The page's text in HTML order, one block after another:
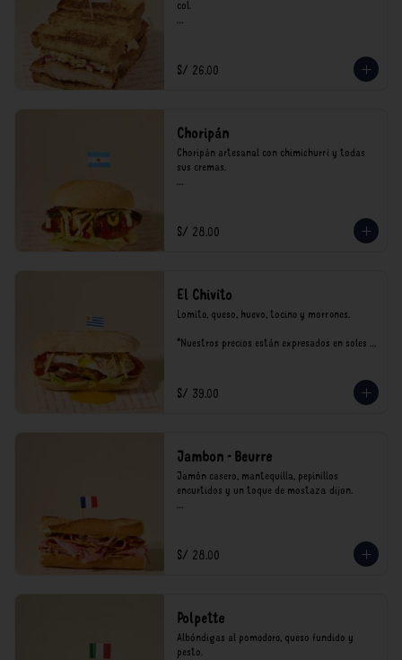
col.
consumo.
S/ 26.00
Choripán
Choripán artesanal con chimichurri y todas
sus cremas.
consumo.
S/ 28.00
El Chivito
Lomito, queso, huevo, tocino y morrones.
*Nuestros precios están expresados en soles e
S/ 39.00
Jambon - Beurre
Jamón casero, mantequilla, pepinillos
encurtidos y un toque de mostaza dijon.
consumo.
S/ 28.00
Polpette
Albóndigas al pomodoro, queso fundido y
pesto.